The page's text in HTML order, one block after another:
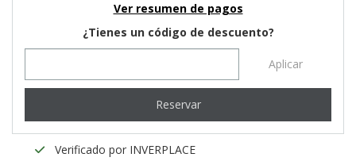
Ver resumen de pagos
¿Tienes un código de descuento?
Aplicar
Reservar
Verificado por INVERPLACE